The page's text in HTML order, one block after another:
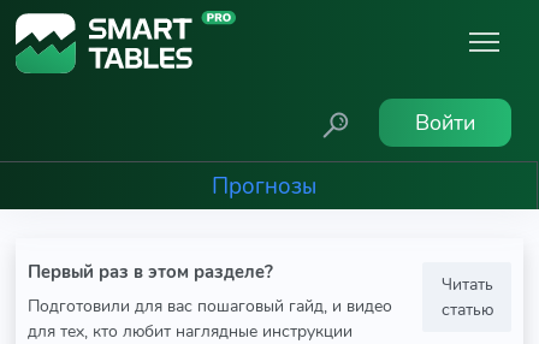
Войти
Прогнозы
Первый раз в этом разделе?
Подготовили для вас пошаговый гайд, и видео
для тех, кто любит наглядные инструкции
Читать
статью